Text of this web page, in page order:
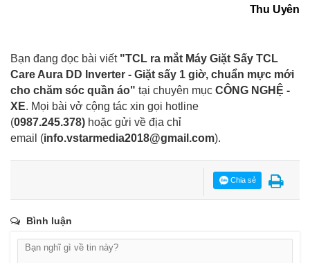
Thu Uyên
Bạn đang đọc bài viết "TCL ra mắt Máy Giặt Sấy TCL
Care Aura DD Inverter - Giặt sấy 1 giờ, chuẩn mực mới
cho chăm sóc quần áo" tại chuyên mục CÔNG NGHỆ -
XE. Mọi bài vở cộng tác xin gọi hotline
(0987.245.378) hoặc gửi về địa chỉ
email (info.vstarmedia2018@gmail.com).
Chia sẻ
Bình luận